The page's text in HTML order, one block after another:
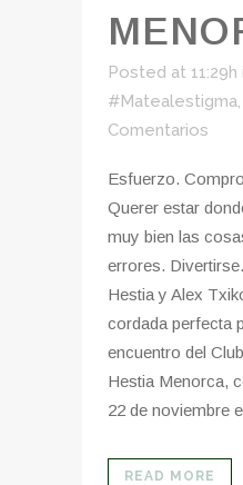
Posted at 11:29h
#Matealestigma,
Comentarios
Esfuerzo.
Querer estar
muy bien las
errores.
Hestia y Alex
cordada perfecta
encuentro del
Hestia Menorca,
22 de noviembre
READ MORE